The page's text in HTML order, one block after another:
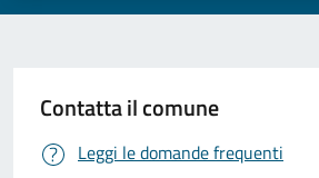
Contatta il comune
Leggi le domande frequenti